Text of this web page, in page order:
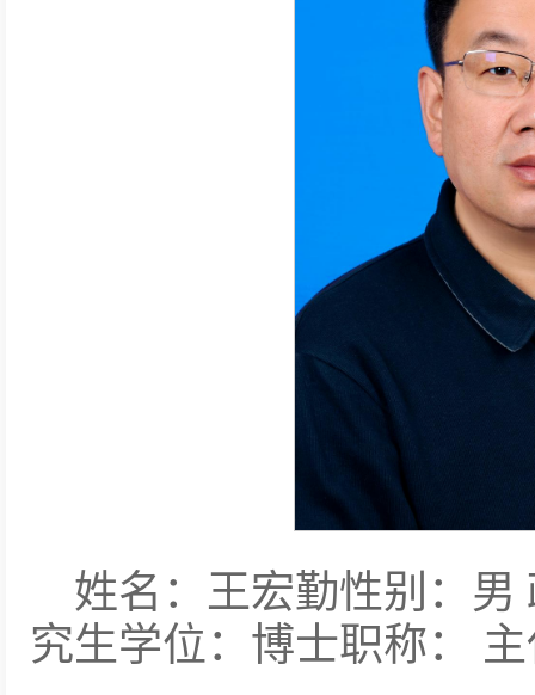
姓名：王宏勤性别：
究生学位：博士职称：